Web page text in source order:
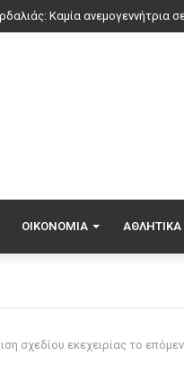
ΟΙΚΟΝΟΜΊΑ ΑΘΛΗΤΙΚΆ
σχεδίου εκεχειρίας το